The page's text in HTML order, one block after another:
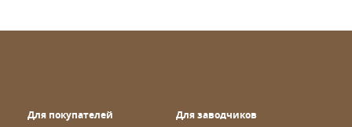
Для покупателей
Для заводчиков